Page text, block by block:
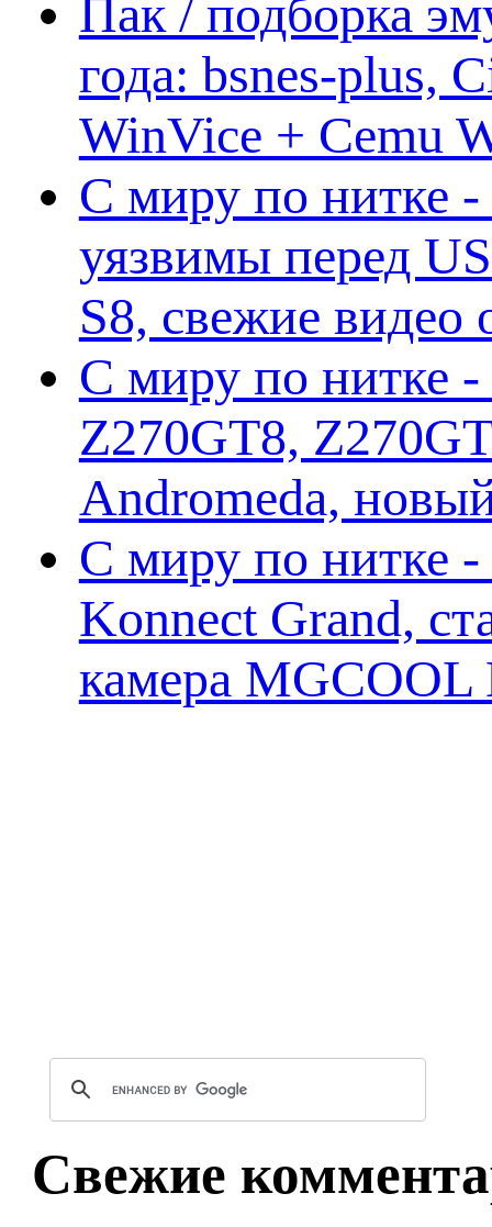
Пак / подборка
года: bsnes-plus,
WinVice + Cemu
С миру по нитке
уязвимы перед
S8, свежие
С миру по нитке -
Z270GT8,
Andromeda,
С миру по нитке -
Konnect Grand,
камера MGCOOL
Свежие